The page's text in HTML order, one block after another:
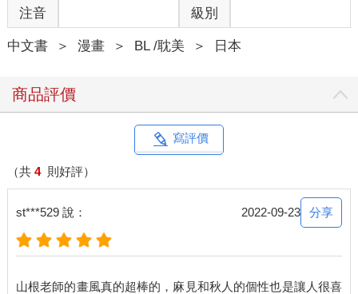
注音 級別
中文書 ＞ 漫畫 ＞ BL /耽美 ＞ 日本
商品評價
寫評價
（共 4 則好評）
st***529 說： 2022-09-23 分享
山根老師的畫風真的超棒的，麻見和秋人的個性也是讓人很喜